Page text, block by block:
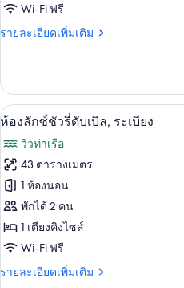
ซิก
เนเจอร์
หรือ
ทวิน,
ระเบียง
Wi-Fi ฟรี
รายละเอียดเพิ่มเติม
ราย
เกี่ยว
กับ
ห้อง
เนเจอร์
ดับเบิล
หรือ
ทวิ
น,
ระเบียง
เปิด
ภาพถ่าย
ทั้งหมด
ของ
ห้อง
ลัก
ซ์ชัว
รี่
2
ห้องลักซ์ชัวรี่ดับเบิล, ระเบียง
วิวท่าเรือ
43 ตารางเมตร
1 ห้องนอน
พักได้ 2 คน
1 เตียงคิงไซส์
Wi-Fi ฟรี
รายละเอียดเพิ่มเติม
ราย